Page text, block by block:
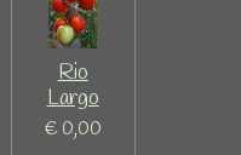
Rio
Largo
€ 0,00